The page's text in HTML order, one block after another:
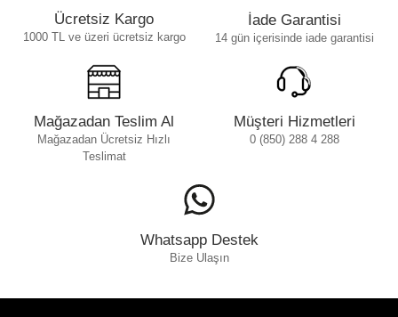
Ücretsiz Kargo
1000 TL ve üzeri ücretsiz kargo
İade Garantisi
14 gün içerisinde iade garantisi
Mağazadan Teslim Al
Mağazadan Ücretsiz Hızlı
Teslimat
Müşteri Hizmetleri
0 (850) 288 4 288
Whatsapp Destek
Bize Ulaşın